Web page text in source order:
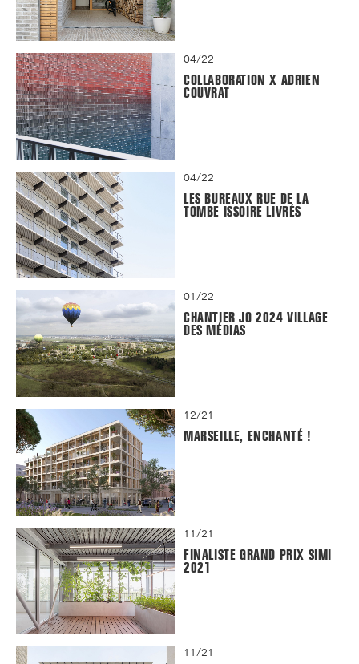
04/22
COLLABORATION X ADRIEN
COUVRAT
04/22
LES BUREAUX RUE DE LA
TOMBE ISSOIRE LIVRÉS
01/22
CHANTIER JO 2024 VILLAGE
DES MÉDIAS
12/21
MARSEILLE, ENCHANTÉ !
11/21
FINALISTE GRAND PRIX SIMI
2021
11/21